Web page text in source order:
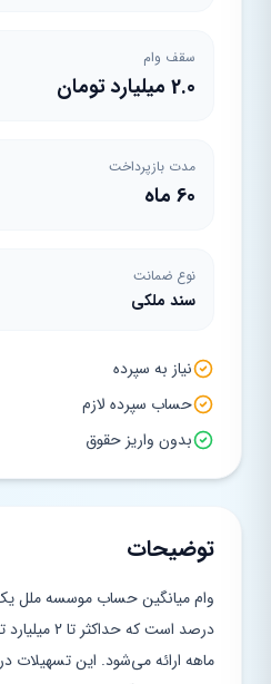
سقف وام
2.0 میلیارد تومان
مدت بازپرداخت
60 ماه
نوع ضمانت
سند ملکی
نیاز به سپرده
حساب سپرده لازم
بدون واریز حقوق
توضیحات
ماهه ارائه می‌شود. این تسهیلات